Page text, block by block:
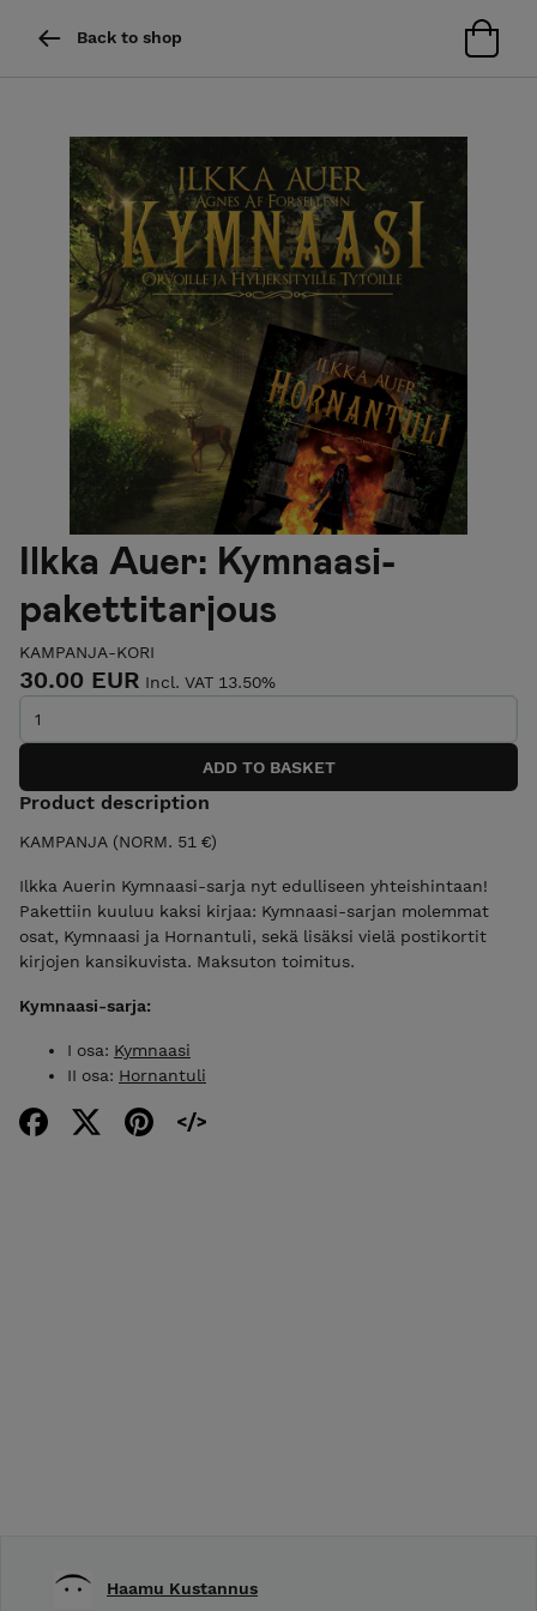
Back to shop
Ilkka Auer: Kymnaasi-
pakettitarjous
KAMPANJA-KORI
30.00 EUR Incl. VAT 13.50%
Product description
KAMPANJA (NORM. 51 €)
Ilkka Auerin Kymnaasi-sarja nyt edulliseen yhteishintaan!
Pakettiin kuuluu kaksi kirjaa: Kymnaasi-sarjan molemmat
osat, Kymnaasi ja Hornantuli, sekä lisäksi vielä postikortit
kirjojen kansikuvista. Maksuton toimitus.
Kymnaasi-sarja:
I osa: Kymnaasi
II osa: Hornantuli
Haamu Kustannus